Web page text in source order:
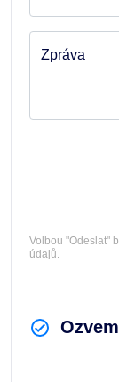
Zpráva
Volbou "Odeslat"
údajů